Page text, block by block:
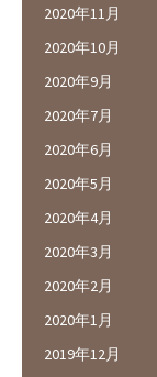
2020年11月
2020年10月
2020年9月
2020年7月
2020年6月
2020年5月
2020年4月
2020年3月
2020年2月
2020年1月
2019年12月